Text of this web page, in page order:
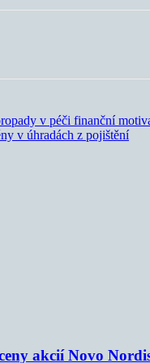
v péči finanční
v úhradách z pojištění
akcií Novo